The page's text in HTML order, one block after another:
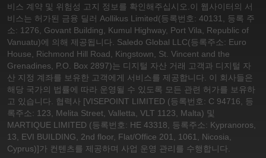
비스 계약 및 위험성 고지 정보를 확인해주십시오. 이 웹사이터의 서
비스는 허가된 금융 딜러 Aollikus Limited(등록번호: 40131, 등록 주
소: 1276, Govant Building, Kumul Highway, Port Vila, Republic of
Vanuatu)에 의해 제공됩니다. Saledo Global LLC(등록주소: Euro
House, Richmond Hill Road, Kingstown, St. Vincent and the
Grenadines, P.O. Box 2897)는 디지털 자산 거래 고객과 디지털 자
산 지정 계좌를 보유한 고객에게 서비스를 제공합니다. 이 회사들은
해당 국가의 법률에 따라 운영될 수 있도록 모든 관련 허가를 보유하
고 있습니다. 협력사 [VISEPOINT LIMITED (등록번호: C 94716, 등
록주소: 123, Melita Street, Valletta, VLT 1123, Malta) 및
MARTIQUE LIMITED (등록번호: HE 43318, 등록주소: Kypranoros,
13, EVI BUILDING, 2nd floor, Flat/Office 201, 1061, Nicosia,
Cyprus)]가 컨텐츠를 제공하며 사업 운영 관리를 수행합니다.